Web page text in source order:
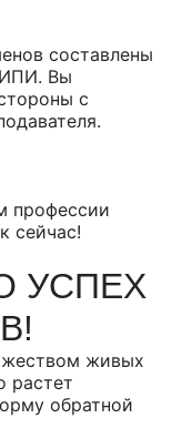
составлены
Вы
с
профессии
сейчас!
УСПЕХ
живых
растет
обратной